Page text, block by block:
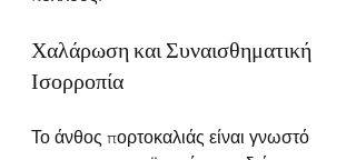
Χαλάρωση και Συναισθηματική
Ισορροπία
Το άνθος πορτοκαλιάς είναι γνωστό